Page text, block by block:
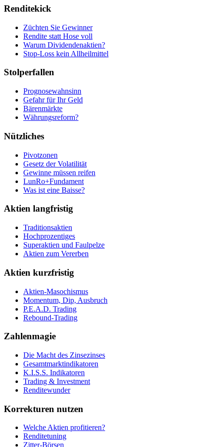
Renditekick
Züchten Sie Gewinner
Rendite statt Hose voll
Warum Dividendenaktien?
Stop-Loss kein Allheilmittel
Stolperfallen
Prognosewahnsinn
Gefahr für Ihr Geld
Bärenmärkte
Währungsreform?
Nützliches
Pivotzonen
Gesetz der Volatilität
Gewinne müssen reifen
LunRo+Fundament
Was ist eine Baisse?
Aktien langfristig
Traditionsaktien
Hochprozentiges
Superaktien und Faulpelze
Aktien zum Vererben
Aktien kurzfristig
Aktien-Masochismus
Momentum, Dip, Ausbruch
P.E.A.D. Trading
Rebound-Trading
Zahlenmagie
Die Macht des Zinsezinses
Gesamtmarktindikatoren
K.I.S.S. Indikatoren
Trading & Investment
Renditewunder
Korrekturen nutzen
Welche Aktien profitieren?
Renditetuning
Zitter-Börsen